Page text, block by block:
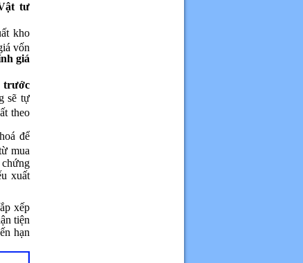
tư
kho
vốn
giá
trước
sẽ tự
theo
để
mua
chứng
xuất
xếp
tiện
hạn